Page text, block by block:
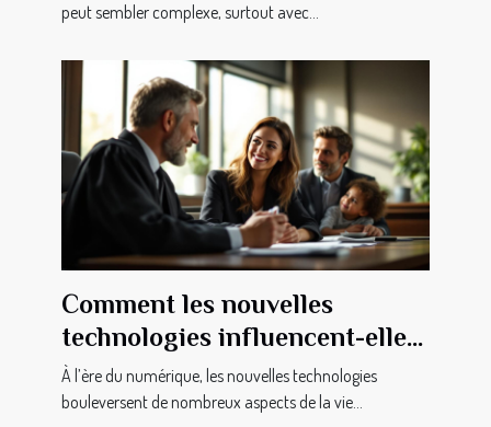
peut sembler complexe, surtout avec...
Comment les nouvelles
technologies influencent-elles
le droit de la famille ?
À l’ère du numérique, les nouvelles technologies
bouleversent de nombreux aspects de la vie...